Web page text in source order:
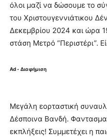
όλοι μαζί να δώσουμε το
του Χριστουγεννιάτικου
Δεκεμβρίου 2024 και ώρα
στάση Μετρό “Περιστέρι”.
Ad - Διαφήμιση
Μεγάλη εορταστική
Δέσποινα Βανδή.
εκπλήξεις! Συμμετέχει η